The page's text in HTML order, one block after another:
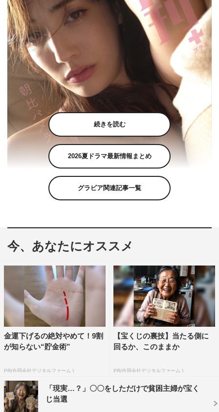
『月刊＋朝比パメラ』
メラ』（小学館）が5月18日（月）に発売される。
本作は“DMM電子書籍”の写真集ランキングで1位に輝い
たファースト写真集「デジタル原色美女図鑑 朝比パメラ
甘い蜜のように」（文藝春秋）に続く電子版リリース最新
作。
り妖艶ショット
写真集では、朝比がさまざまなシチュエーションで、ふ
わふわモチモチのバストや極上のヒップラインも惜しげな
続きを読む
2026夏ドラマ最新情報まとめ
グラビア関連記事一覧
今、あなたにオススメ
金運下げるの絶対やめて！9割
が知らない“貯金術”
PR(合同会社デジタルファーム )
【宝くじの裏技】当たる側に
回るか、このままか
PR(合同会社デジタルファーム )
「現実…？」〇〇をしただけで貧困主婦が宝く
じ当選